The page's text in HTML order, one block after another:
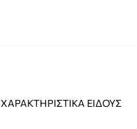
ΧΑΡΑΚΤΗΡΙΣΤΙΚΆ ΕΊΔΟΥΣ